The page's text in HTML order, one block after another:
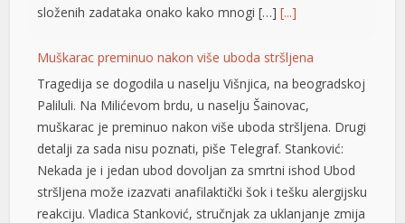
složenih zadataka onako kako mnogi […][...]
Muškarac preminuo nakon više uboda stršljena
Tragedija se dogodila u naselju Višnjica, na beogradskoj
Paliluli. Na Milićevom brdu, u naselju Šainovac,
muškarac je preminuo nakon više uboda stršljena. Drugi
detalji za sada nisu poznati, piše Telegraf. Stanković:
Nekada je i jedan ubod dovoljan za smrtni ishod Ubod
stršljena može izazvati anafilaktički šok i tešku alergijsku
reakciju. Vladica Stanković, stručnjak za uklanjanje zmija